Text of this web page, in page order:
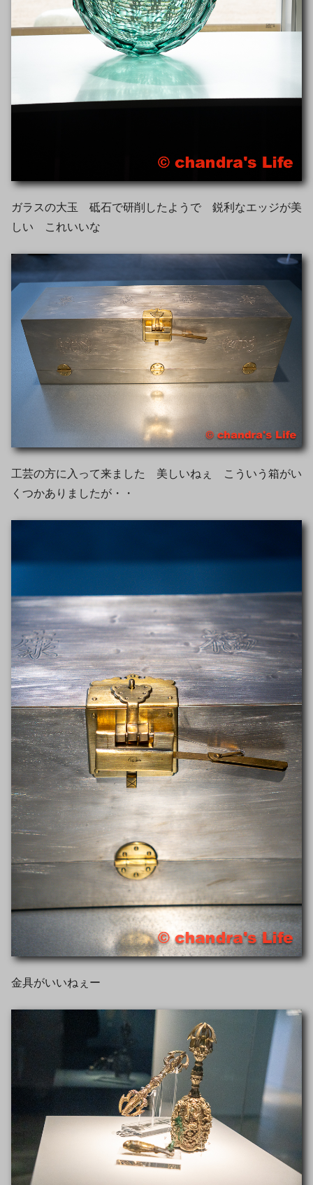
ガラスの大玉 砥石で研削したようで 鋭利なエッジが美
しい これいいな
工芸の方に入って来ました 美しいねぇ こういう箱がい
くつかありましたが・・
金具がいいねぇー